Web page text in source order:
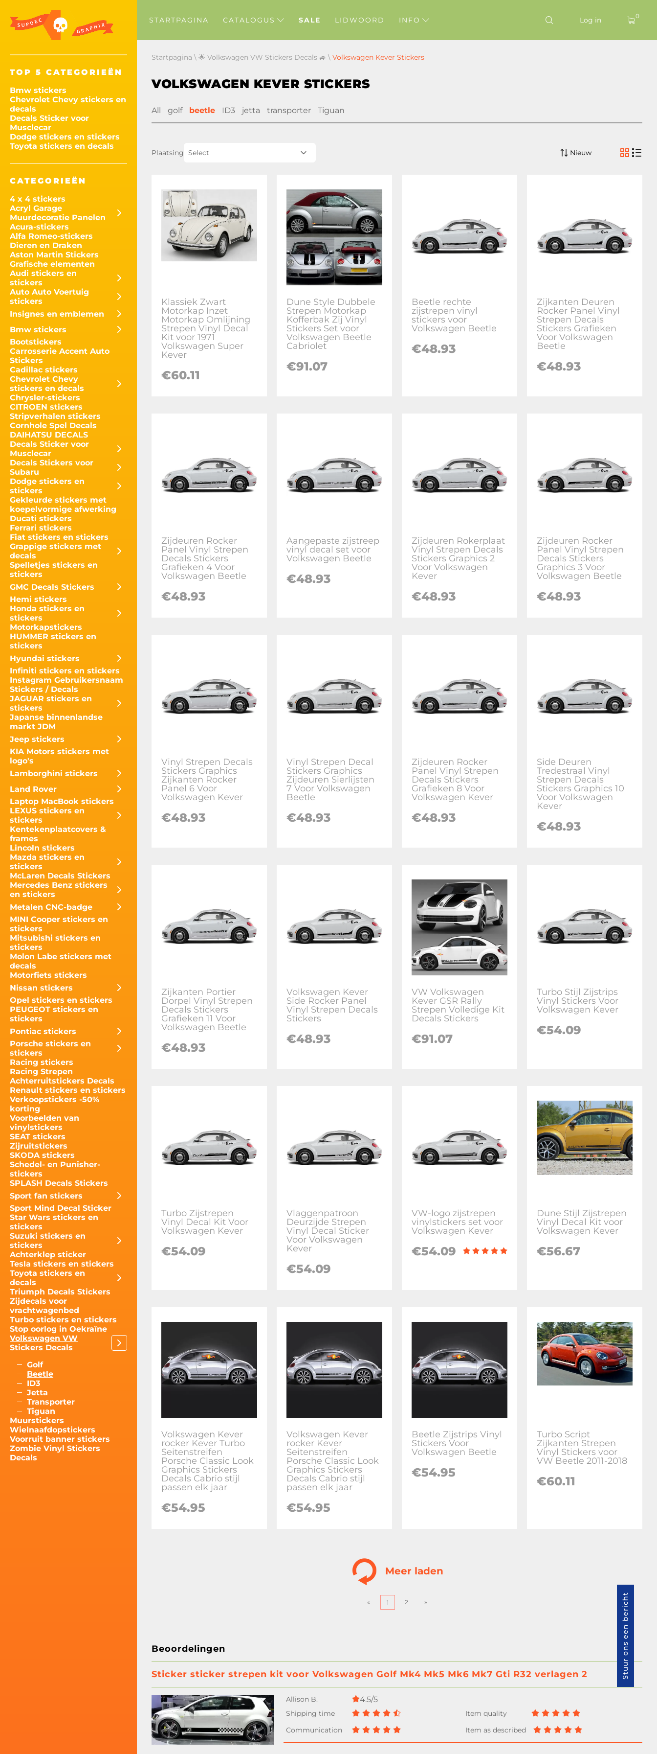
TOP 5 CATEGORIEËN
Bmw stickers
Chevrolet Chevy stickers en
decals
Decals Sticker voor
Musclecar
Dodge stickers en stickers
Toyota stickers en decals
CATEGORIEËN
4 x 4 stickers
Acryl Garage
Muurdecoratie Panelen
Acura-stickers
Alfa Romeo-stickers
Dieren en Draken
Aston Martin Stickers
Grafische elementen
Audi stickers en
stickers
Auto Auto Voertuig
stickers
Insignes en emblemen
Bmw stickers
Bootstickers
Carrosserie Accent Auto
Stickers
Cadillac stickers
Chevrolet Chevy
stickers en decals
Chrysler-stickers
CITROEN stickers
Stripverhalen stickers
Cornhole Spel Decals
DAIHATSU DECALS
Decals Sticker voor
Musclecar
Decals Stickers voor
Subaru
Dodge stickers en
stickers
Gekleurde stickers met
koepelvormige afwerking
Ducati stickers
Ferrari stickers
Fiat stickers en stickers
Grappige stickers met
decals
Spelletjes stickers en
stickers
GMC Decals Stickers
Hemi stickers
Honda stickers en
stickers
Motorkapstickers
HUMMER stickers en
stickers
Hyundai stickers
Infiniti stickers en stickers
Instagram Gebruikersnaam
Stickers / Decals
JAGUAR stickers en
stickers
Japanse binnenlandse
markt JDM
Jeep stickers
KIA Motors stickers met
logo's
Lamborghini stickers
Land Rover
Laptop MacBook stickers
LEXUS stickers en
stickers
Kentekenplaatcovers &
frames
Lincoln stickers
Mazda stickers en
stickers
McLaren Decals Stickers
Mercedes Benz stickers
en stickers
Metalen CNC-badge
MINI Cooper stickers en
stickers
Mitsubishi stickers en
stickers
Molon Labe stickers met
decals
Motorfiets stickers
Nissan stickers
Opel stickers en stickers
PEUGEOT stickers en
stickers
Pontiac stickers
Porsche stickers en
stickers
Racing stickers
Racing Strepen
Achterruitstickers Decals
Renault stickers en stickers
Verkoopstickers -50%
korting
Voorbeelden van
vinylstickers
SEAT stickers
Zijruitstickers
SKODA stickers
Schedel- en Punisher-
stickers
SPLASH Decals Stickers
Sport fan stickers
Sport Mind Decal Sticker
Star Wars stickers en
stickers
Suzuki stickers en
stickers
Achterklep sticker
Tesla stickers en stickers
Toyota stickers en
decals
Triumph Decals Stickers
Zijdecals voor
vrachtwagenbed
Turbo stickers en stickers
Stop oorlog in Oekraïne
Volkswagen VW
Stickers Decals
Golf
Beetle
ID3
Jetta
Transporter
Tiguan
Muurstickers
Wielnaafdopstickers
Voorruit banner stickers
Zombie Vinyl Stickers
Decals
STARTPAGINA CATALOGUS SALE LIDWOORD INFO Log in 0
Startpagina \ 🌟 Volkswagen VW Stickers Decals 🚙 \ Volkswagen Kever Stickers
VOLKSWAGEN KEVER STICKERS
All golf beetle ID3 jetta transporter Tiguan
Plaatsing Select Nieuw
Klassiek Zwart
Motorkap Inzet
Motorkap Omlijning
Strepen Vinyl Decal
Kit voor 1971
Volkswagen Super
Kever
€60.11
Dune Style Dubbele
Strepen Motorkap
Kofferbak Zij Vinyl
Stickers Set voor
Volkswagen Beetle
Cabriolet
€91.07
Beetle rechte
zijstrepen vinyl
stickers voor
Volkswagen Beetle
€48.93
Zijkanten Deuren
Rocker Panel Vinyl
Strepen Decals
Stickers Grafieken
Voor Volkswagen
Beetle
€48.93
Zijdeuren Rocker
Panel Vinyl Strepen
Decals Stickers
Grafieken 4 Voor
Volkswagen Beetle
€48.93
Aangepaste zijstreep
vinyl decal set voor
Volkswagen Beetle
€48.93
Zijdeuren Rokerplaat
Vinyl Strepen Decals
Stickers Graphics 2
Voor Volkswagen
Kever
€48.93
Zijdeuren Rocker
Panel Vinyl Strepen
Decals Stickers
Graphics 3 Voor
Volkswagen Beetle
€48.93
Vinyl Strepen Decals
Stickers Graphics
Zijkanten Rocker
Panel 6 Voor
Volkswagen Kever
€48.93
Vinyl Strepen Decal
Stickers Graphics
Zijdeuren Sierlijsten
7 Voor Volkswagen
Beetle
€48.93
Zijdeuren Rocker
Panel Vinyl Strepen
Decals Stickers
Grafieken 8 Voor
Volkswagen Kever
€48.93
Side Deuren
Tredestraal Vinyl
Strepen Decals
Stickers Graphics 10
Voor Volkswagen
Kever
€48.93
Zijkanten Portier
Dorpel Vinyl Strepen
Decals Stickers
Grafieken 11 Voor
Volkswagen Beetle
€48.93
Volkswagen Kever
Side Rocker Panel
Vinyl Strepen Decals
Stickers
€48.93
VW Volkswagen
Kever GSR Rally
Strepen Volledige Kit
Decals Stickers
€91.07
Turbo Stijl Zijstrips
Vinyl Stickers Voor
Volkswagen Kever
€54.09
Turbo Zijstrepen
Vinyl Decal Kit Voor
Volkswagen Kever
€54.09
Vlaggenpatroon
Deurzijde Strepen
Vinyl Decal Sticker
Voor Volkswagen
Kever
€54.09
VW-logo zijstrepen
vinylstickers set voor
Volkswagen Kever
€54.09
Dune Stijl Zijstrepen
Vinyl Decal Kit voor
Volkswagen Kever
€56.67
Volkswagen Kever
rocker Kever Turbo
Seitenstreifen
Porsche Classic Look
Graphics Stickers
Decals Cabrio stijl
passen elk jaar
€54.95
Volkswagen Kever
rocker Kever
Seitenstreifen
Porsche Classic Look
Graphics Stickers
Decals Cabrio stijl
passen elk jaar
€54.95
Beetle Zijstrips Vinyl
Stickers Voor
Volkswagen Beetle
€54.95
Turbo Script
Zijkanten Strepen
Vinyl Stickers voor
VW Beetle 2011-2018
€60.11
Meer laden
« 1 2 »
Beoordelingen
Sticker sticker strepen kit voor Volkswagen Golf Mk4 Mk5 Mk6 Mk7 Gti R32 verlagen 2
4.5/5
Stuur ons een bericht